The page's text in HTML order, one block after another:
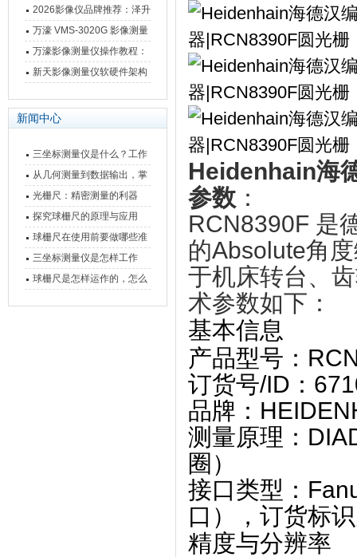
障维修方法
原理、分类及选型应用
2026影像仪品牌推荐：泽升
影像测量仪选型指南
万濠 VMS-3020G 影像测量
仪技术规格与应用解析
万濠影像测量仪操作教程：
从开机到出报告，新手也能
新天影像测量仪软硬件架构
新闻中心
三坐标测量仪是什么？工作
原理、分类与核心功能一次
讲清
从几何测量到数据输出，掌
握万濠影像测量仪的六大核
心能力
光栅尺：精密测量的利器
探究球栅尺的原理与应用
球栅尺在使用前要做哪些准
备工作？
三坐标测量仪是怎样工作
的，功能有什么优势？
球栅尺是怎样运作的，怎么
Heidenhain海
参数 ：
RCN8390F 是
的‌Absolute角
于机床转台、
术参数‌如下：
基本信息
产品型号 ：
订货号/ID ：
品牌 ：
测量原理 ：
圈）
接口类型 ‌：‌
口）
，订货标
精度与分辨率